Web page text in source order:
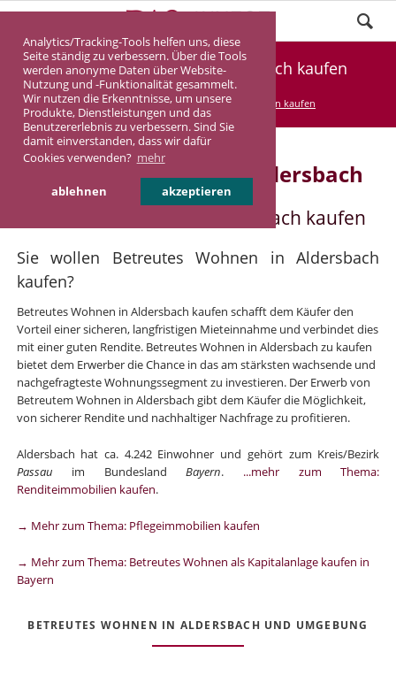
Analytics/Tracking-Tools helfen uns, diese
Seite ständig zu verbessern. Über die Tools
werden anonyme Daten über Website-
Nutzung und -Funktionalität gesammelt.
Wir nutzen die Erkenntnisse, um unsere
Produkte, Dienstleistungen und das
Benutzererlebnis zu verbessern. Sind Sie
damit einverstanden, dass wir dafür
Cookies verwenden? mehr
ablehnen akzeptieren
Betreutes Wohnen in Aldersbach kaufen
DASINVEST Service Betreutes Wohnen kaufen
Betreutes Wohnen in Aldersbach
Betreutes Wohnen in Aldersbach kaufen
Sie wollen Betreutes Wohnen in Aldersbach
kaufen?
Betreutes Wohnen in Aldersbach kaufen schafft dem Käufer den
Vorteil einer sicheren, langfristigen Mieteinnahme und verbindet dies
mit einer guten Rendite. Betreutes Wohnen in Aldersbach zu kaufen
bietet dem Erwerber die Chance in das am stärksten wachsende und
nachgefragteste Wohnungssegment zu investieren. Der Erwerb von
Betreutem Wohnen in Aldersbach gibt dem Käufer die Möglichkeit,
von sicherer Rendite und nachhaltiger Nachfrage zu profitieren.
Aldersbach hat ca. 4.242 Einwohner und gehört zum Kreis/Bezirk
Passau im BundeslandBayern. ...mehr zum Thema:
Renditeimmobilien kaufen.
→ Mehr zum Thema: Pflegeimmobilien kaufen
→ Mehr zum Thema: Betreutes Wohnen als Kapitalanlage kaufen in
Bayern
BETREUTES WOHNEN IN ALDERSBACH UND UMGEBUNG